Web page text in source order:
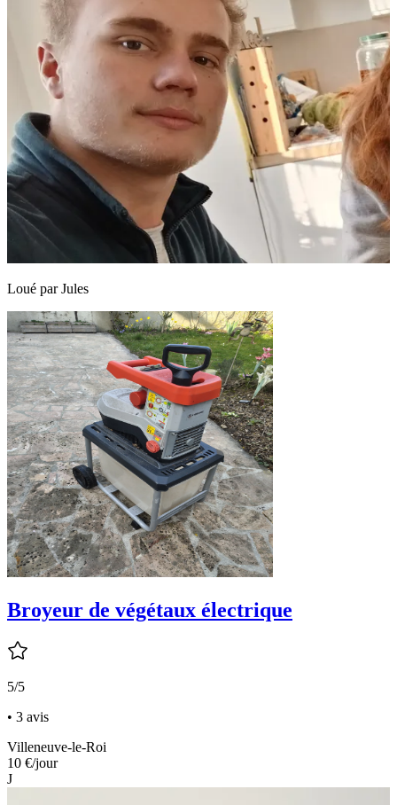
Loué parJules
Broyeur de végétaux électrique
5/5
• 3 avis
Villeneuve-le-Roi
10 €/jour
J